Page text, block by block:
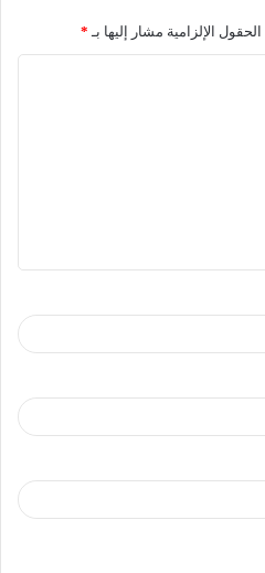
الحقول الإلزامية مشار إليها بـ *